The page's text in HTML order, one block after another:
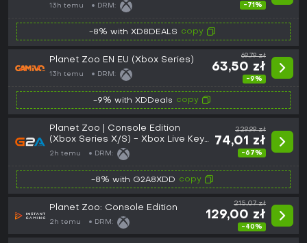
13h temu DRM: -71%
-8% with XD8DEALS copy
Planet Zoo EN EU (Xbox Series)
13h temu DRM:
69,79 zł
63,50 zł
-9%
-9% with XDDeals copy
Planet Zoo | Console Edition
(Xbox Series X/S) - Xbox Live Key
- EUROPE
2h temu DRM:
229,99 zł
74,01 zł
-67%
-8% with G2A8XDD copy
Planet Zoo: Console Edition
2h temu DRM:
215,07 zł
129,00 zł
-40%